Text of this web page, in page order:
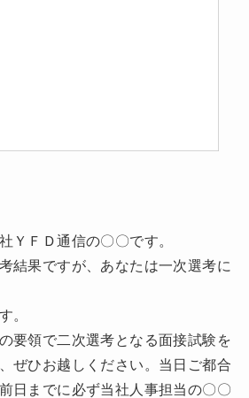
ＹＦＤ通信の〇〇です。
結果ですが、あなたは一次選考に
。
要領で二次選考となる面接試験を
ぜひお越しください。当日ご都合
日までに必ず当社人事担当の〇〇